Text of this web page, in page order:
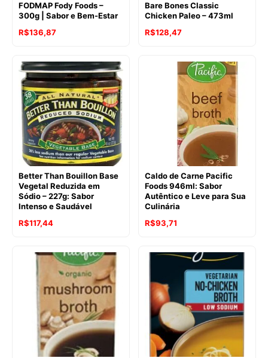
FODMAP Fody Foods –
300g | Sabor e Bem-Estar
R$136,87
Bare Bones Classic
Chicken Paleo – 473ml
O
R$128,47O
atual
é:
R$128,47.
Better Than Bouillon Base
Vegetal Reduzida em
Sódio – 227g: Sabor
Intenso e Saudável
R$117,44
Caldo de Carne Pacific
Foods 946ml: Sabor
Autêntico e Leve para Sua
Culinária
R$93,71